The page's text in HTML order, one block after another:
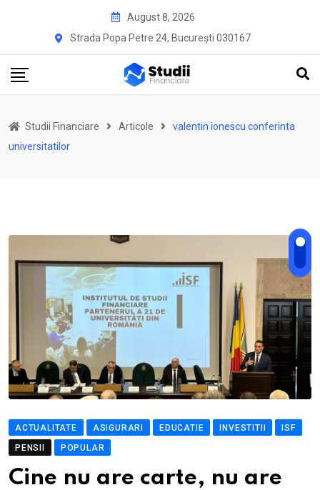
August 8, 2026
Strada Popa Petre 24, București 030167
Studii Financiare Articole
valentin ionescu conferinta
universitatilor
ACTUALITATE ASIGURARI EDUCATIE INVESTITII
ISF
PENSII
POPULAR
Cine nu are carte, nu are